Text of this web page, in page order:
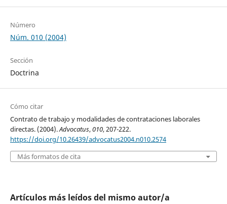
Número
Núm. 010 (2004)
Sección
Doctrina
Cómo citar
Contrato de trabajo y modalidades de contrataciones laborales
directas. (2004).Advocatus,010, 207-222.
https://doi.org/10.26439/advocatus2004.n010.2574
Más formatos de cita
Artículos más leídos del mismo autor/a